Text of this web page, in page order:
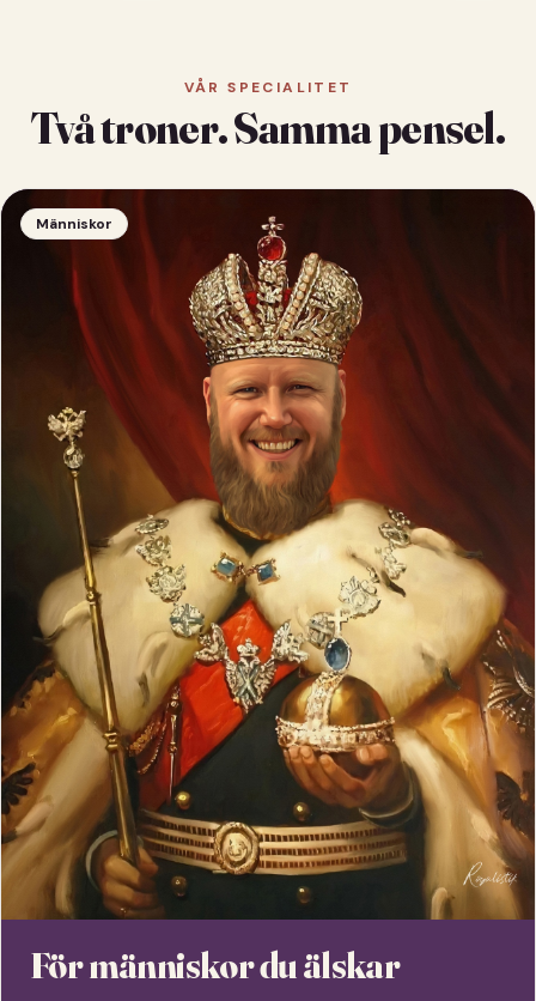
VÅR SPECIALITET
Två troner. Samma pensel.
Människor
För människor du älskar